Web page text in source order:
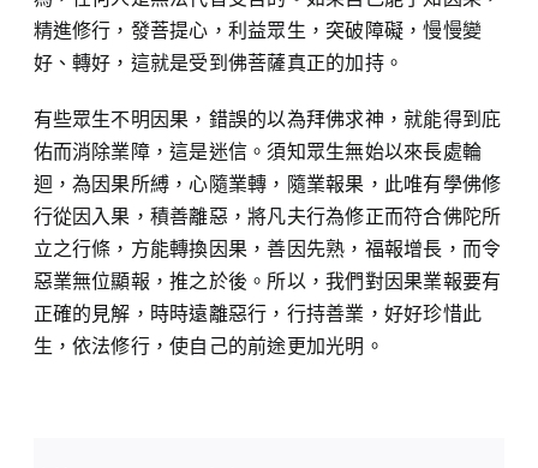
精進修行，發菩提心，利益眾生，突破障礙，慢慢變
好、轉好，這就是受到佛菩薩真正的加持。
有些眾生不明因果，錯誤的以為拜佛求神，就能得到庇
佑而消除業障，這是迷信。須知眾生無始以來長處輪
迴，為因果所縛，心隨業轉，隨業報果，此唯有學佛修
行從因入果，積善離惡，將凡夫行為修正而符合佛陀所
立之行條，方能轉換因果，善因先熟，福報增長，而令
惡業無位顯報，推之於後。所以，我們對因果業報要有
正確的見解，時時遠離惡行，行持善業，好好珍惜此
生，依法修行，使自己的前途更加光明。